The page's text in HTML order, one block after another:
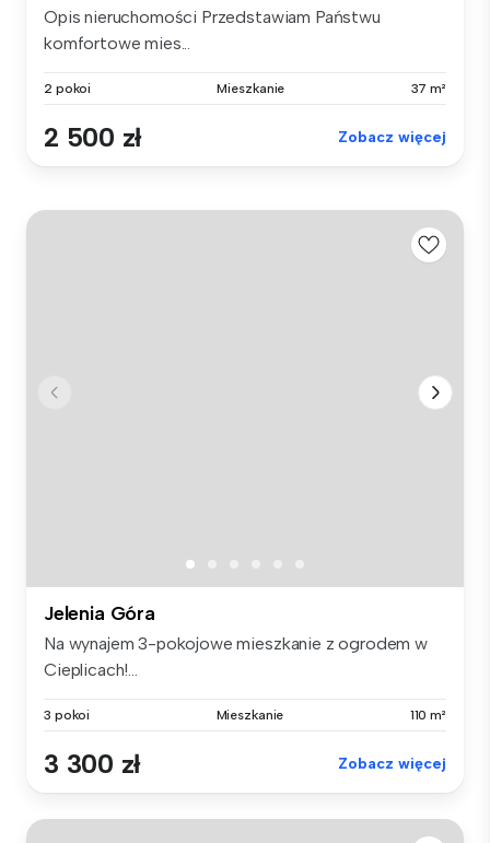
Opis nieruchomości Przedstawiam Państwu
komfortowe mies...
2 pokoi Mieszkanie 37 m²
2 500 zł Zobacz więcej
Jelenia Góra
Na wynajem 3-pokojowe mieszkanie z ogrodem w
Cieplicach!...
3 pokoi Mieszkanie 110 m²
3 300 zł Zobacz więcej